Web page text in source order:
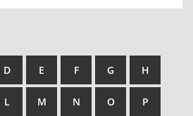
D E F G H
L M N O P